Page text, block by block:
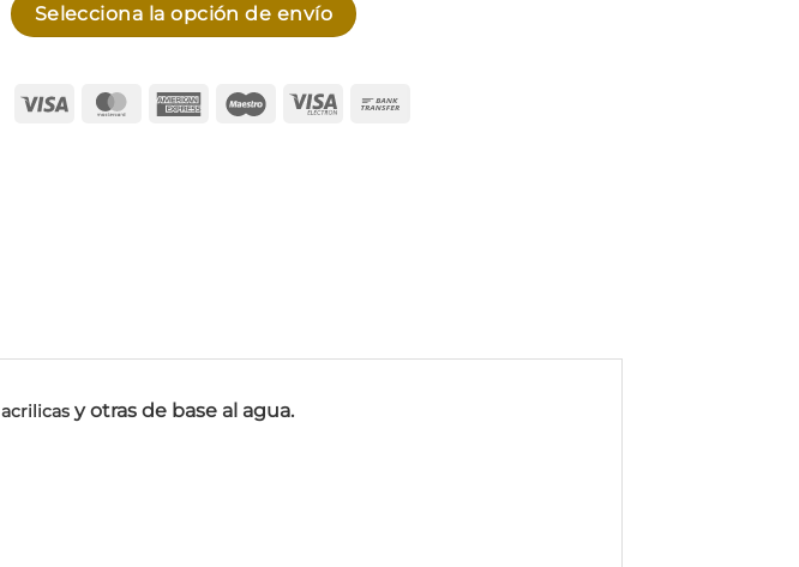
Selecciona la opción de envío
Visa MasterCardAmericanMaestroVisa
acrilicas y otras de base al agua.